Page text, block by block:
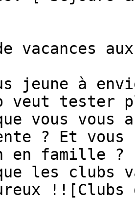
vacances
jeune à
veut tester
vous vous
? Et
en famille
les clubs